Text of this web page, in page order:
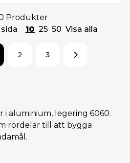
Produkter
10 25 50 Visa alla
2 3
i aluminium, legering 6060.
rördelar till att bygga